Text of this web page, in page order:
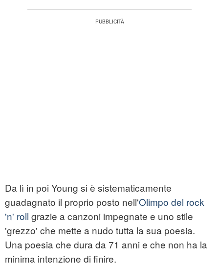
Da lì in poi Young si è sistematicamente
guadagnato il proprio posto nell'Olimpo del rock
'n' roll grazie a canzoni impegnate e uno stile
'grezzo' che mette a nudo tutta la sua poesia.
Una poesia che dura da 71 anni e che non ha la
minima intenzione di finire.